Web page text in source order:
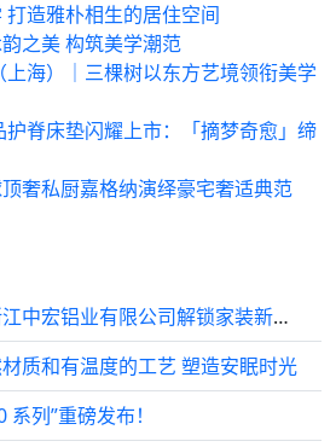
造雅朴相生的居住空间
之美 构筑美学潮范
海）｜三棵树以东方艺境领衔美学
脊床垫闪耀上市：「摘梦奇愈」缔
奢私厨嘉格纳演绎豪宅奢适典范
告别单调与损耗，浙江中宏铝业有限公司解锁家装新体验
质和有温度的工艺 塑造安眠时光
列”重磅发布！